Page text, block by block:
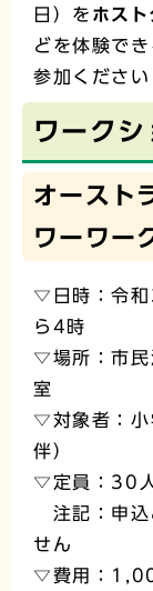
日）を ホス
どを体験で
参加ください
ワークシ
オースト
ワーワー
▽日時：令
ら4時
▽場所：市民
室
▽対象者：小
伴）
▽定員：30
注記：申込
せん
▽費用：